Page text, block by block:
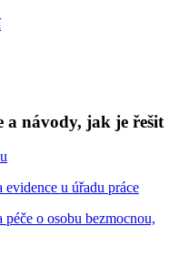
a návody, jak je řešit
u úřadu práce
o osobu bezmocnou,